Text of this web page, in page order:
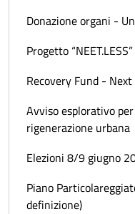
Donazione organi -
Progetto “NEET.LESS”
Recovery Fund -
Avviso esplorativo
rigenerazione urbana
Elezioni 8/9 giugno
Piano
definizione)